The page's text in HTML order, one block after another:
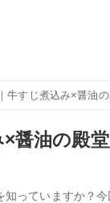
牛すじ煮込み×醤油の
醤油の殿
知っていますか？